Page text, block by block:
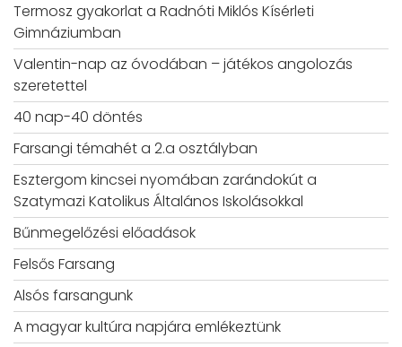
Termosz gyakorlat a Radnóti Miklós Kísérleti
Gimnáziumban
Valentin-nap az óvodában – játékos angolozás
szeretettel
40 nap-40 döntés
Farsangi témahét a 2.a osztályban
Esztergom kincsei nyomában zarándokút a
Szatymazi Katolikus Általános Iskolásokkal
Bűnmegelőzési előadások
Felsős Farsang
Alsós farsangunk
A magyar kultúra napjára emlékeztünk